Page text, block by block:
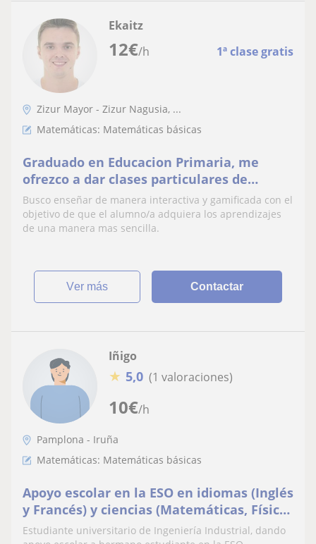
12€/h 1ª clase gratis
Ekaitz
Zizur Mayor - Zizur Nagusia, ...
Matemáticas: Matemáticas básicas
Graduado en Educacion Primaria, me
ofrezco a dar clases particulares de
Matemáticas a alumnos/as de Primaria y
Secundaria
Busco enseñar de manera interactiva y gamificada con el
objetivo de que el alumno/a adquiera los aprendizajes
de una manera mas sencilla.
ver más Contactar
10€/h
Iñigo
★ 5,0 (1 valoraciones)
Pamplona - Iruña
Matemáticas: Matemáticas básicas
Apoyo escolar en la ESO en idiomas (Inglés
y Francés) y ciencias (Matemáticas, Física
y Química y Tecnología)
Estudiante universitario de Ingeniería Industrial, dando